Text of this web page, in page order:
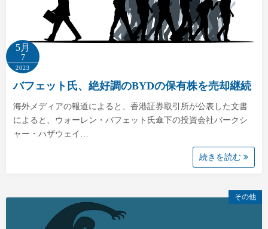
5月
7
2023
バフェット氏、絶好調のBYDの保有株を売却継続
海外メディアの報道によると、香港証券取引所が公表した文書
によると、ウォーレン・バフェット氏傘下の投資会社バークシ
ャー・ハザウェイ…
続きを読む
その他